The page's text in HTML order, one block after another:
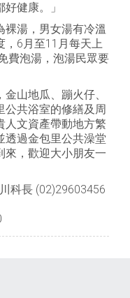
健康。」
裸湯，男女湯有冷溫
，6月至11月每天上
費泡湯，泡湯民眾要
山地瓜、蹦火仔、
公共浴室的修繕及周
人文資產帶動地方繁
透過金包里公共澡堂
來，歡迎大小朋友一
科長 (02)29603456